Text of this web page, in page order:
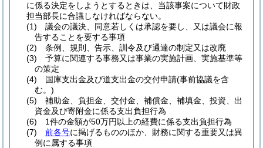
に係る決定をしようとするときは、当該事案について財政
担当部長に合議しなければならない。
(1)
議会の議決、同意若しくは承認を要し、又は議会に報
告することを要する事項
(2)
条例、規則、告示、訓令及び通達の制定又は改廃
(3)
予算に関連する事務又は事業の実施計画、実施基準等
の策定
(4)
国庫支出金及び道支出金の交付申請(事前協議を含
む。)
(5)
補助金、負担金、交付金、補償金、補填金、投資、出
資金及び寄附金に係る支出負担行為
(6)
1件の金額が50万円以上の経費に係る支出負担行為
(7)
前各号に掲げるもののほか、財務に関する重要又は異
例に属する事項